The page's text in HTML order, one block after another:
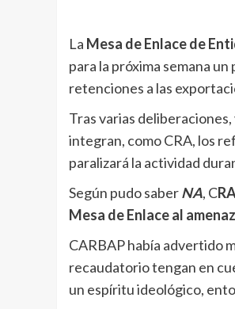
La Mesa de Enlace de
para la próxima semana
retenciones a las
Tras varias
integran, como CRA, los
paralizará la actividad
Según pudo saberNA, C
Mesa de Enlace al
CARBAP había advertido
recaudatorio tengan en
un espíritu ideológico,